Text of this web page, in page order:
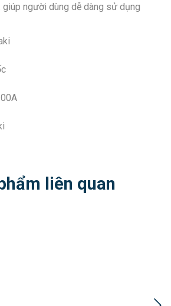
giúp người dùng dễ dàng sử dụng
liên quan